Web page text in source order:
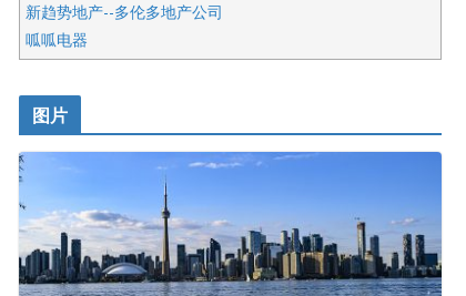
新趋势地产--多伦多地产公司
呱呱电器
开明车行KS CAR SALES & SERVICE
皇后金融集团
铁木尔商业注册服务
图片